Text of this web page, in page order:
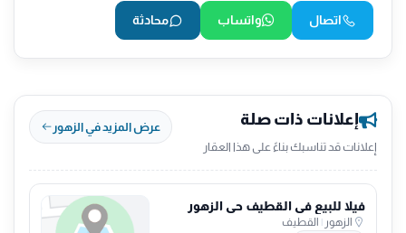
اتصال واتساب محادثة
إعلانات ذات صلة
إعلانات قد تناسبك بناءً على هذا العقار
عرض المزيد في الزهور
فيلا للبيع في القطيف حي الزهور
الزهور | القطيف